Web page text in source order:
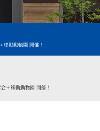
移動動物園 開催！
＋移動動物園 開催！